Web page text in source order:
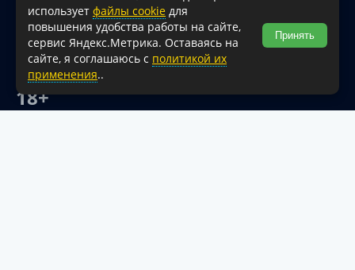
При перепечатке и использовании информации ссылка
на источник обязательна.
Для сайтов и страниц сети Интернет обязательна
активная гиперссылка на официальный интернет-портал
администрации Туапсинского муниципального округа.
18+
использует файлы cookie для
повышения удобства работы на сайте,
сервис Яндекс.Метрика. Оставаясь на
сайте, я соглашаюсь с политикой их
применения..
Принять